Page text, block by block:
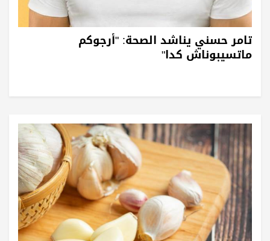
تامر حسني يناشد الصحة: "أرجوكم
ماتسيبوناش كدا"